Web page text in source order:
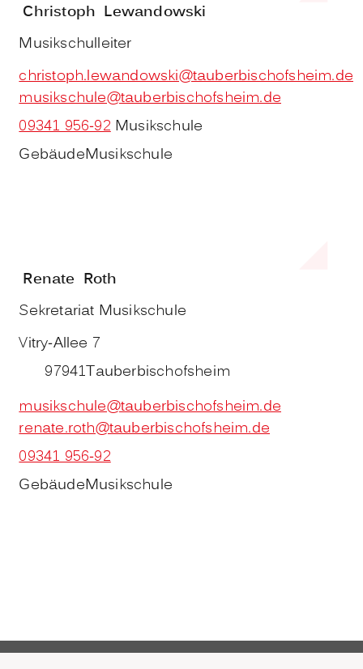
Christoph Lewandowski
Musikschulleiter
christoph.lewandowski@tauberbischofsheim.de
musikschule@tauberbischofsheim.de
09341 956-92 Musikschule
GebäudeMusikschule
Renate Roth
Sekretariat Musikschule
Vitry-Allee 7
97941Tauberbischofsheim
musikschule@tauberbischofsheim.de
renate.roth@tauberbischofsheim.de
09341 956-92
GebäudeMusikschule